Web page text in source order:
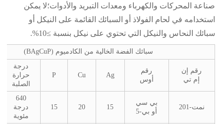
صناعة المحركات والكهرباء ومعدات التبريد والأدوات؛لا يمكن
استخدامه في لحام الفولاذ أو السبائك القائمة على النيكل أو
سبائك النحاس والنيكل التي تحتوي على نيكل بنسبة ≥10%.
سبائك الفضة الخالية من الكادميوم (BAgCuP)
رقم إن
إم تي
رقم
أوس
Ag
Cu
P
درجة
حرارة
الصلبة
نمت-201
بي سي
أو بي-5
15
20
15
640
درجة
مئوية